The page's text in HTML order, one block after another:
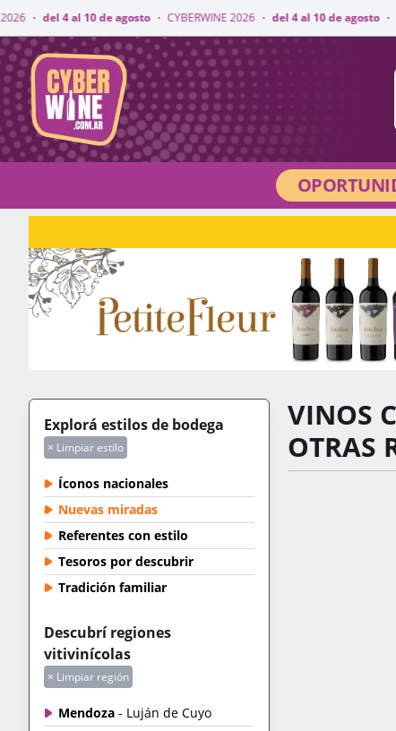
de agosto · CYBERWINE 2026 · del 4 al 10 de agosto · CYBERWINE 2026
CyberWine
Explorá estilos de bodega
× Limpiar estilo
Íconos nacionales
Nuevas miradas
Referentes con estilo
Tesoros por descubrir
Tradición familiar
Descubrí regiones
vitivinícolas
× Limpiar región
Mendoza - Luján de Cuyo
VINOS
OTRAS